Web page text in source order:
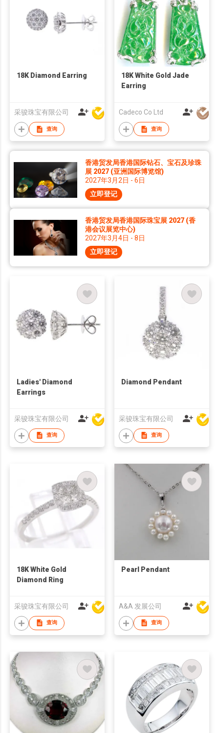
18K Diamond Earring
采骏珠宝有限公司
查询
18K White Gold Jade
Earring
Cadeco Co Ltd
查询
香港贸发局香港国际钻石、宝石及珍珠
展 2027 (亚洲国际博览馆)
2027年3月2日 - 6日
立即登记
香港贸发局香港国际珠宝展 2027 (香
港会议展览中心)
2027年3月4日 - 8日
立即登记
Ladies' Diamond
Earrings
采骏珠宝有限公司
查询
Diamond Pendant
采骏珠宝有限公司
查询
18K White Gold
Diamond Ring
采骏珠宝有限公司
查询
Pearl Pendant
A&A 发展公司
查询